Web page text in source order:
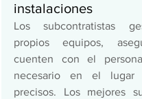
instalaciones
Los subcontratistas
propios equipos,
cuenten con el
necesario en el lugar
precisos. Los mejores